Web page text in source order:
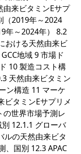
来ビタミンEサプ
（2019年～2024
年～2024年） 8.2
おける天然由来ビ
地域 9 市場ド
10 製造コスト構
天然由来ビタミン
ン構造 11 マーケ
ビタミンEサプリメ
世界市場予測レ
12.1.1 グローバ
ルの天然由来ビタ
、国別 12.3 APAC